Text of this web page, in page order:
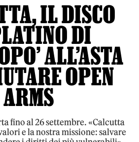
IL DISCO
DI
ALL’ASTA
OPEN
ARMS
fino al 26 settembre. «Calcutta
e la nostra missione: salvare